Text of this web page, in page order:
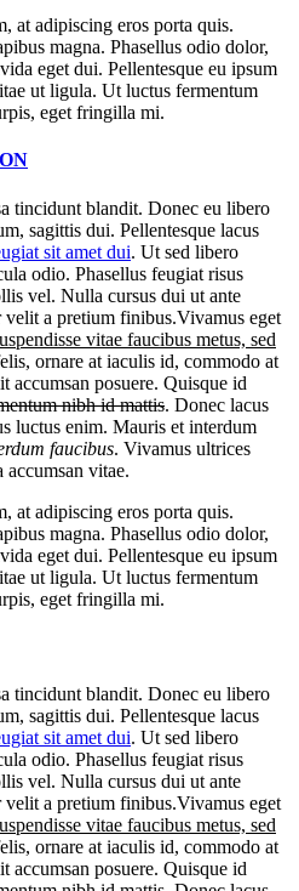
at adipiscing eros porta quis.
magna. Phasellus odio dolor,
eget dui. Pellentesque eu ipsum
ut ligula. Ut luctus fermentum
eget fringilla mi.
tincidunt blandit. Donec eu libero
sagittis dui. Pellentesque lacus
sit amet dui. Ut sed libero
odio. Phasellus feugiat risus
vel. Nulla cursus dui ut ante
a pretium finibus.Vivamus eget
vitae faucibus metus, sed
ornare at iaculis id, commodo at
accumsan posuere. Quisque id
nibh id mattis. Donec lacus
luctus enim. Mauris et interdum
faucibus. Vivamus ultrices
accumsan vitae.
at adipiscing eros porta quis.
magna. Phasellus odio dolor,
eget dui. Pellentesque eu ipsum
ut ligula. Ut luctus fermentum
eget fringilla mi.
tincidunt blandit. Donec eu libero
sagittis dui. Pellentesque lacus
sit amet dui. Ut sed libero
odio. Phasellus feugiat risus
vel. Nulla cursus dui ut ante
a pretium finibus.Vivamus eget
vitae faucibus metus, sed
ornare at iaculis id, commodo at
accumsan posuere. Quisque id